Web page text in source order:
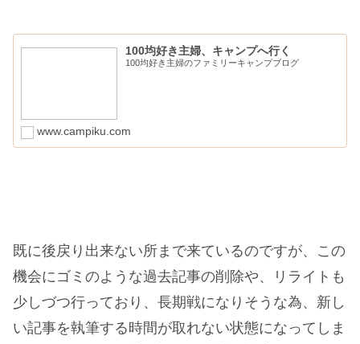
100均好き主婦、キャンプへ行く
100均好き主婦のファミリーキャンプブログ
www.campiku.com
既に後戻り出来ない所まで来ているのですが、この
機会にゴミのような過去記事の削除や、リライトも
少しづつ行っており、長期戦になりそうな為、新し
い記事を執筆する時間が取れない状態になってしま